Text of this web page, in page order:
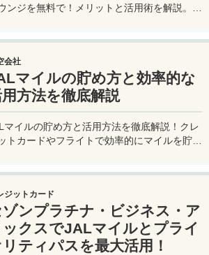
ンジを無料で！メリットと活用術を解説。セ
会社
マイルの貯め方と効率的な
方法を徹底解説
マイルの貯め方と活用方法を徹底解説！クレ
トカードやフライトで効率的にマイルを貯
ジットカード
ゾンプラチナ・ビジネス・ア
ックスでJALマイルとプライ
ティパスを最大活用！